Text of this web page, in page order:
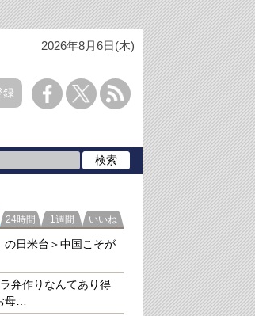
2026年8月6日(木)
録
ラ
24時間 1週間 いいね
の日米台＞中国こそが
弁作りなんてあり得
…